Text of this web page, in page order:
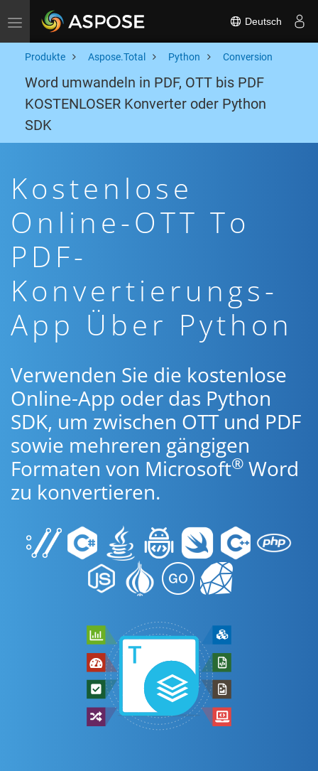
Toggle navigation Deutsch
Produkte Aspose.Total Python Conversion
Word umwandeln in PDF, OTT bis PDF
KOSTENLOSER Konverter oder Python
SDK
Kostenlose
Online-OTT To
PDF-
Konvertierungs-
App Über Python
Verwenden Sie die kostenlose
Online-App oder das Python
SDK, um zwischen OTT und PDF
sowie mehreren gängigen
Formaten von Microsoft® Word
zu konvertieren.